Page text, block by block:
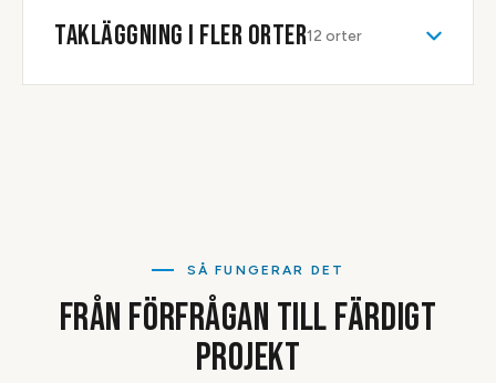
TAKLÄGGNING I FLER ORTER12 orter
SÅ FUNGERAR DET
FRÅN FÖRFRÅGAN TILL FÄRDIGT
PROJEKT